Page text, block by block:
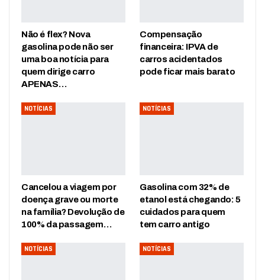
Não é flex? Nova
gasolina pode não ser
uma boa notícia para
quem dirige carro
APENAS…
Compensação
financeira: IPVA de
carros acidentados
pode ficar mais barato
NOTÍCIAS
Cancelou a viagem por
doença grave ou morte
na família? Devolução de
100% da passagem…
NOTÍCIAS
Gasolina com 32% de
etanol está chegando: 5
cuidados para quem
tem carro antigo
NOTÍCIAS NOTÍCIAS